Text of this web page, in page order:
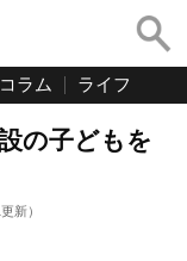
コラム ライフ
の子どもを
更新）